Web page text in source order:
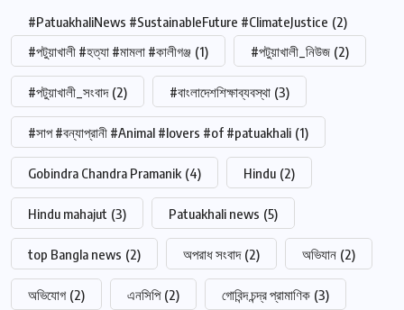
#PatuakhaliNews #SustainableFuture #ClimateJustice (2)
#পটুয়াখালী #হত্যা #মামলা #কালীগঞ্জ (1) #পটুয়াখালী_নিউজ (2)
#পটুয়াখালী_সংবাদ (2) #বাংলাদেশশিক্ষাব্যবস্থা (3)
#সাপ #বন্যাপ্রানী #Animal #lovers #of #patuakhali (1)
Gobindra Chandra Pramanik (4) Hindu (2)
Hindu mahajut (3) Patuakhali news (5)
top Bangla news (2) অপরাধ সংবাদ (2) অভিযান (2)
অভিযোগ (2) এনসিপি (2) গোবিন্দ চন্দ্র প্রামাণিক (3)